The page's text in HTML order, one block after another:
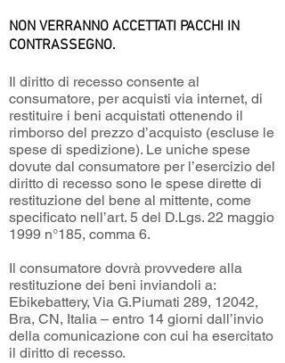
NON VERRANNO ACCETTATI PACCHI IN
CONTRASSEGNO.
Il diritto di recesso consente al
consumatore, per acquisti via internet, di
restituire i beni acquistati ottenendo il
rimborso del prezzo d’acquisto (escluse le
spese di spedizione). Le uniche spese
dovute dal consumatore per l’esercizio del
diritto di recesso sono le spese dirette di
restituzione del bene al mittente, come
specificato nell’art. 5 del D.Lgs. 22 maggio
1999 n°185, comma 6.
Il consumatore dovrà provvedere alla
restituzione dei beni inviandoli a:
Ebikebattery, Via G.Piumati 289, 12042,
Bra, CN, Italia – entro 14 giorni dall’invio
della comunicazione con cui ha esercitato
il diritto di recesso.